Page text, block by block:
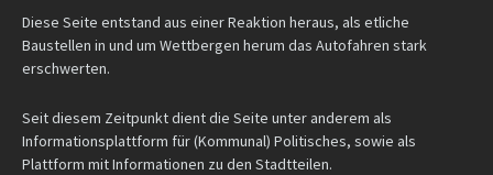
Diese Seite entstand aus einer Reaktion heraus, als etliche
Baustellen in und um Wettbergen herum das Autofahren stark
erschwerten.
Seit diesem Zeitpunkt dient die Seite unter anderem als
Informationsplattform für (Kommunal) Politisches, sowie als
Plattform mit Informationen zu den Stadtteilen.